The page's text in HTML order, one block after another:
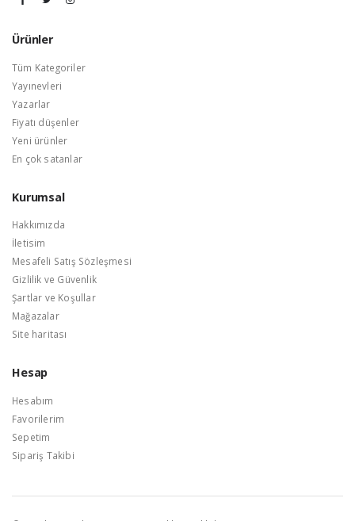
Ürünler
Tüm Kategoriler
Yayınevleri
Yazarlar
Fiyatı düşenler
Yeni ürünler
En çok satanlar
Kurumsal
Hakkımızda
İletisim
Mesafeli Satış Sözleşmesi
Gizlilik ve Güvenlik
Şartlar ve Koşullar
Mağazalar
Site haritası
Hesap
Hesabım
Favorilerim
Sepetim
Sipariş Takibi